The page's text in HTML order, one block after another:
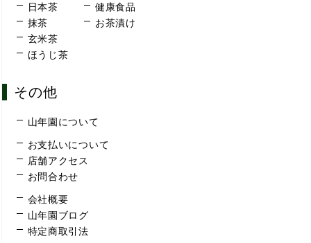
日本茶
抹茶
玄米茶
ほうじ茶
健康食品
お茶漬け
その他
山年園について
お支払いについて
店舗アクセス
お問合わせ
会社概要
山年園ブログ
特定商取引法